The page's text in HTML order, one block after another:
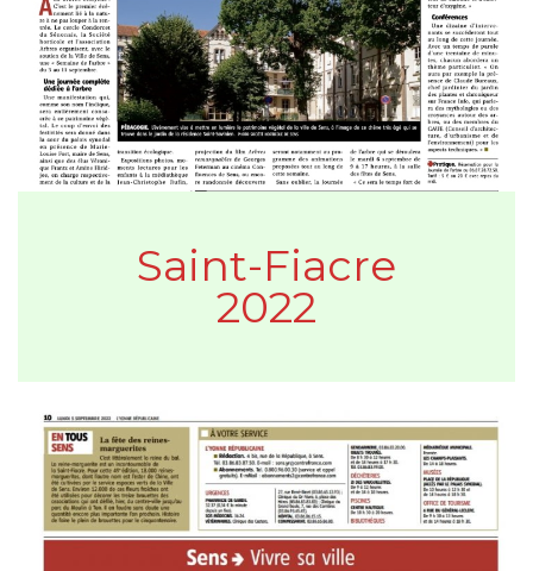
Saint-Fiacre
2022